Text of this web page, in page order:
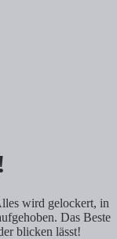
wird gelockert, in
Das Beste
blicken lässt!